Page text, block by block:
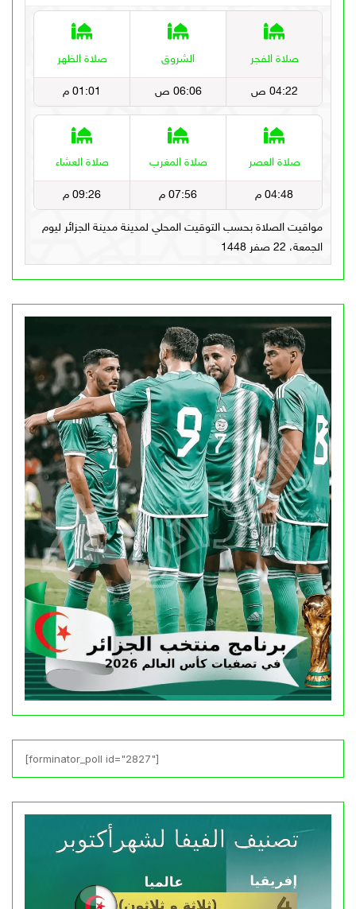
[forminator_poll id="2827"]